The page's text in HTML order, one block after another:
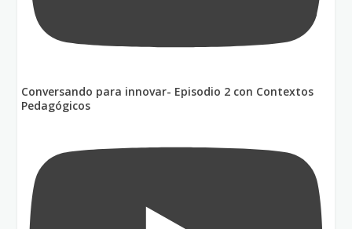
Conversando para innovar- Episodio 2 con Contextos
Pedagógicos